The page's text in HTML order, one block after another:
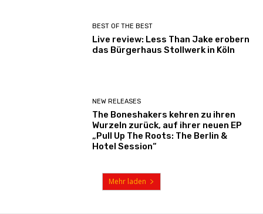
BEST OF THE BEST
Live review: Less Than Jake erobern
das Bürgerhaus Stollwerk in Köln
NEW RELEASES
The Boneshakers kehren zu ihren
Wurzeln zurück, auf ihrer neuen EP
„Pull Up The Roots: The Berlin &
Hotel Session“
Mehr laden